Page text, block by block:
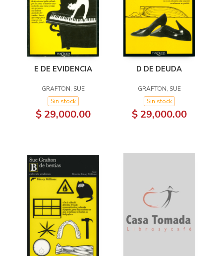
E DE EVIDENCIA
GRAFTON, SUE
Sin stock
$ 29,000.00
D DE DEUDA
GRAFTON, SUE
Sin stock
$ 29,000.00